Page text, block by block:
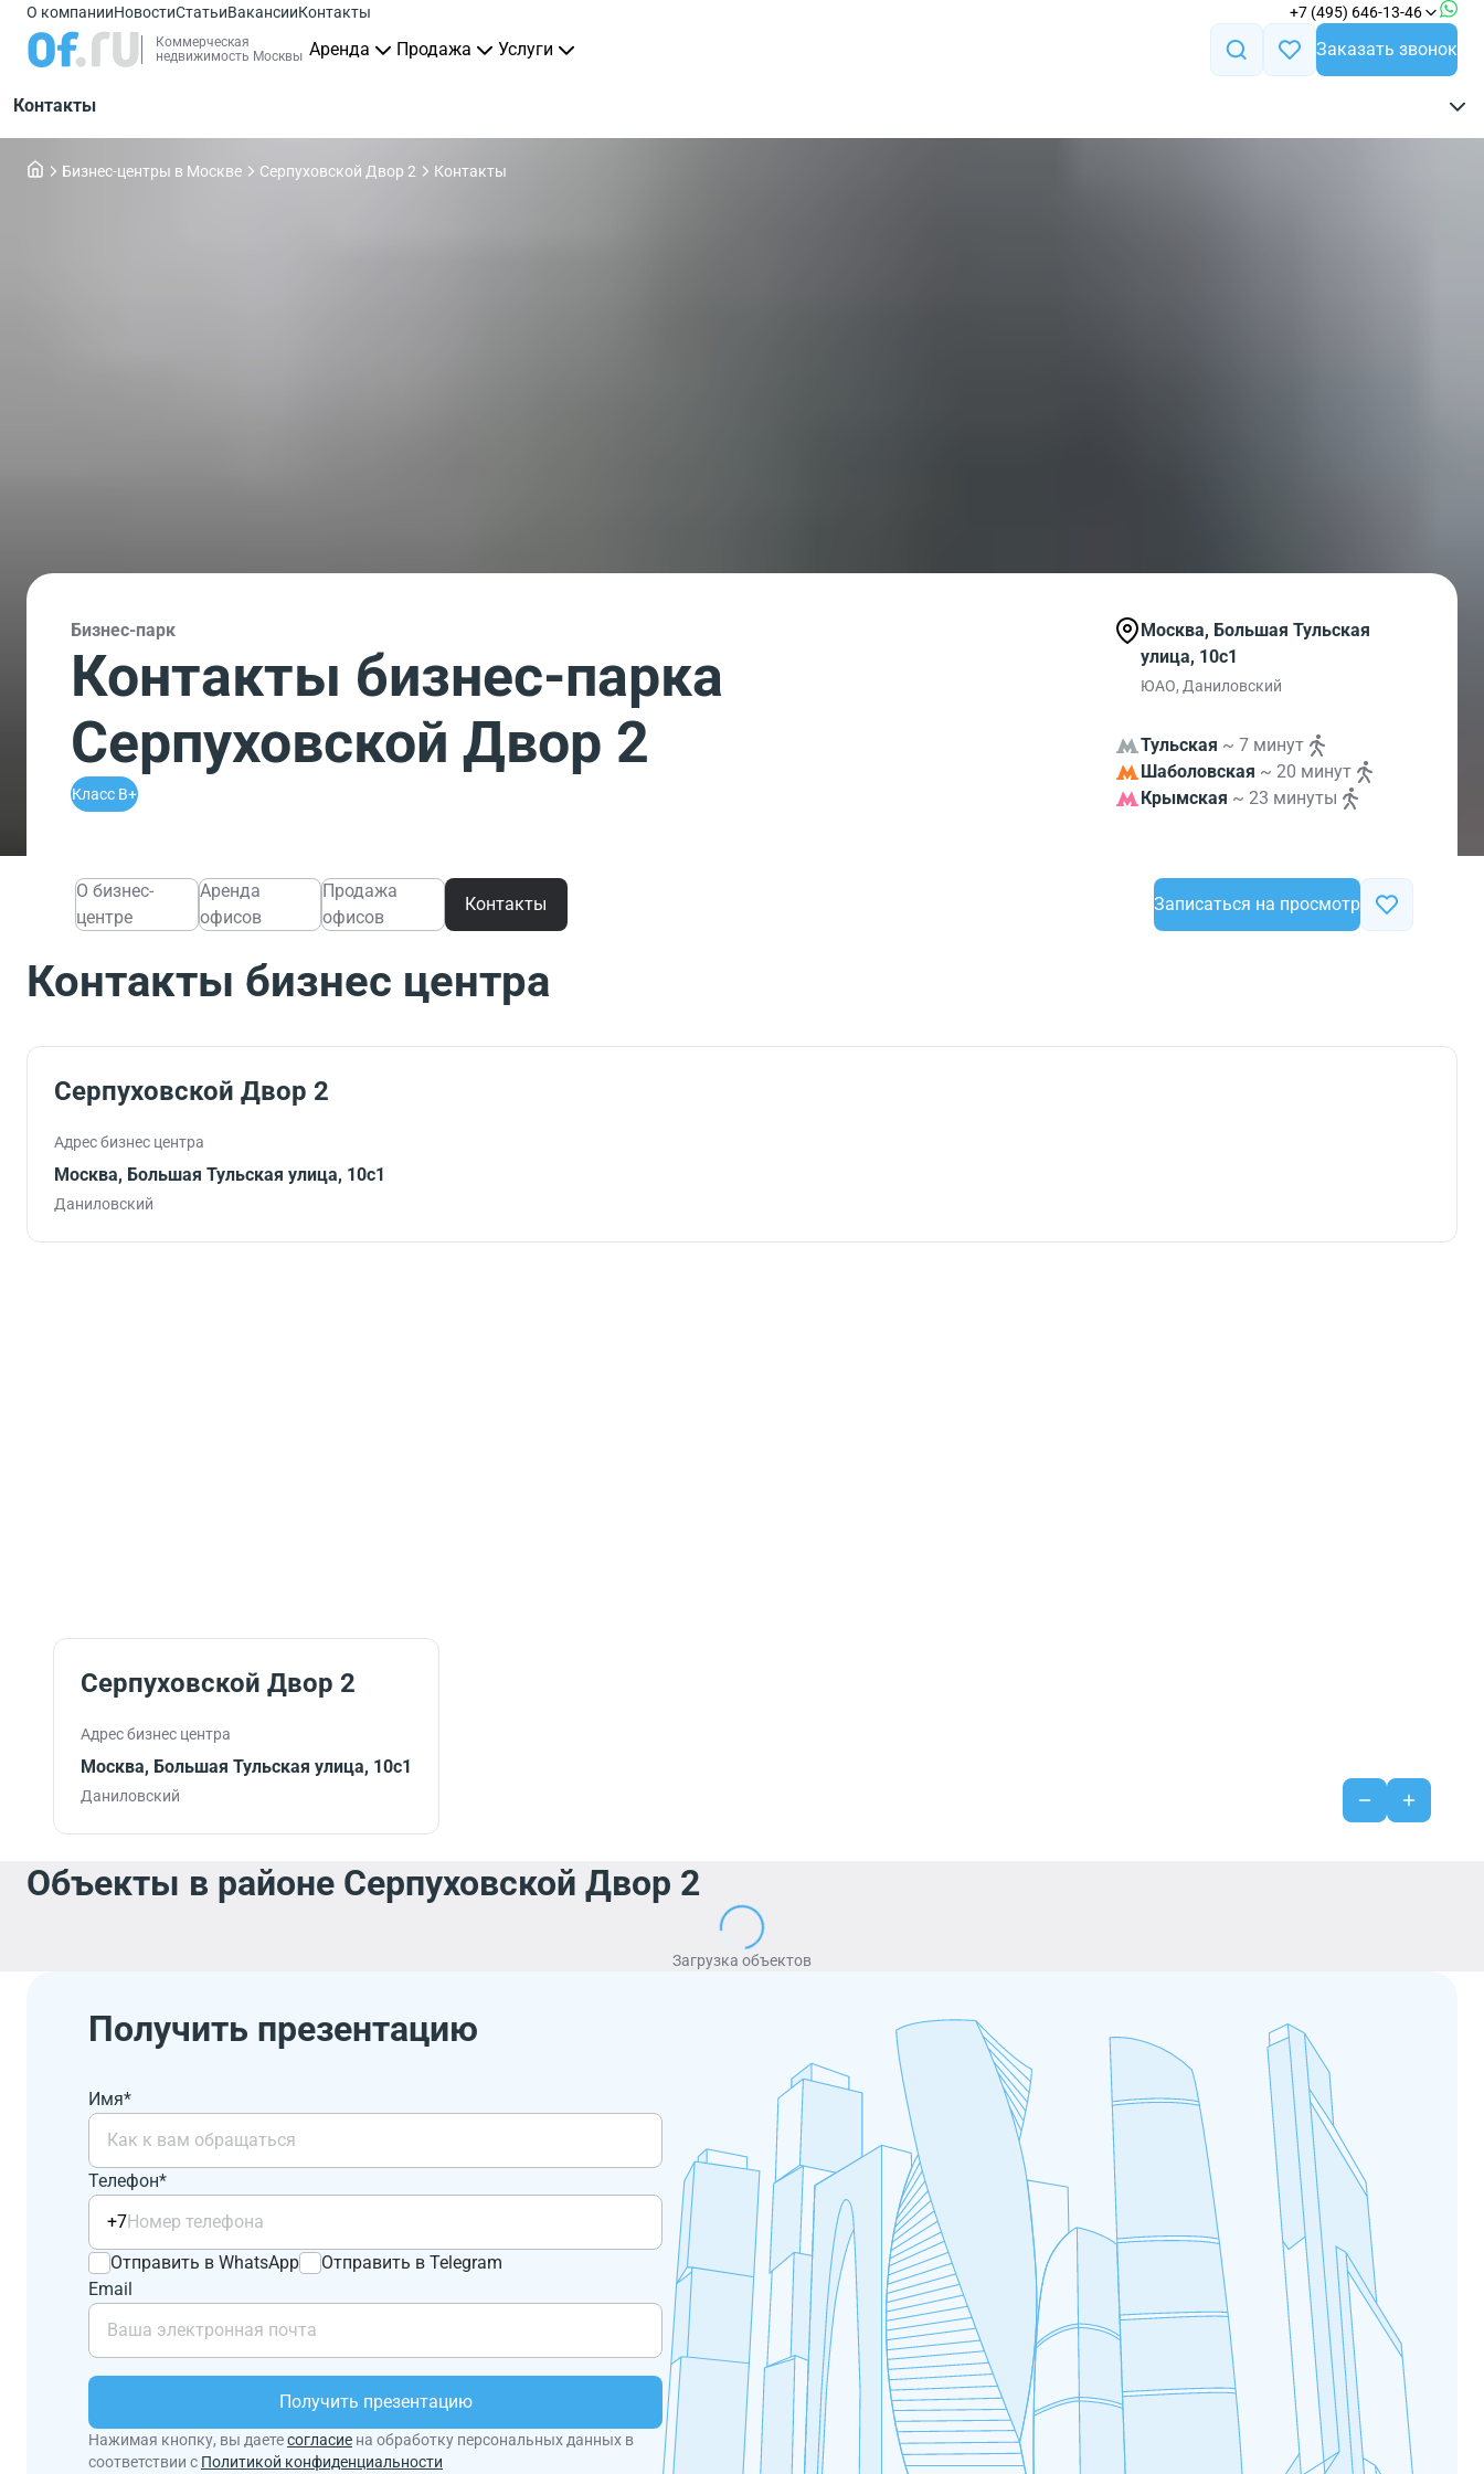
О компанииНовостиСтатьиВакансииКонтакты +7 (495) 646-13-46
Коммерческая
недвижимость Москвы Аренда Продажа Услуги Заказать звонок
Контакты
Бизнес-центры в Москве Серпуховской Двор 2 Контакты
Бизнес-парк
Контакты бизнес-парка
Серпуховской Двор 2
Класс B+
Москва, Большая Тульская
улица, 10с1
ЮАО, Даниловский
Тульская ~ 7 минут
Шаболовская ~ 20 минут
Крымская ~ 23 минуты
О бизнес-
центре
Аренда
офисов
Продажа
офисов
Контакты Записаться на просмотр
Контакты бизнес центра
Серпуховской Двор 2
Адрес бизнес центра
Москва, Большая Тульская улица, 10с1
Даниловский
Серпуховской Двор 2
Адрес бизнес центра
Москва, Большая Тульская улица, 10с1
Даниловский
Объекты в районе Серпуховской Двор 2
Загрузка объектов
Получить презентацию
Имя*
Телефон*
+7
Отправить в WhatsApp
Отправить в Telegram
Email
Получить презентацию
Нажимая кнопку, вы даетесогласие на обработку персональных данных в
соответствии с Политикой конфиденциальности